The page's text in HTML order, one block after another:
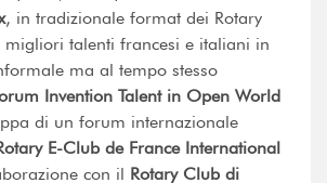
, in tradizionale format dei Rotary
talenti francesi e italiani in
ma al tempo stesso
Invention Talent in Open World
di un forum internazionale
E-Club de France International
con il Rotary Club di